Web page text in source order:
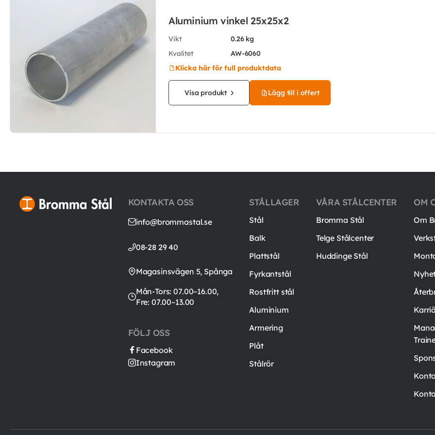
Aluminium vinkel 25x25x2
Vikt
0.26 kg
Kvalitet
AW-6060
Klicka här för full produktdata
Visa produkt Lägg till i offert
KONTAKTA OSS
info@brommastal.se
08-28 29 40
Magasinsvägen 5, Spånga
Mån-Tors: 07.00–16.00,
Fre: 07.00–13.00
FÖLJ OSS
Facebook
Instagram
STÅLLAGER
Stål
Balk
Plattstål
Fyrkantstål
Rostfritt stål
Aluminium
Armering
Plåt
Stålrör
VÅRA STÅLCENTER
Bromma Stål
Telge Stålcenter
Huddinge Stål
OM
Om